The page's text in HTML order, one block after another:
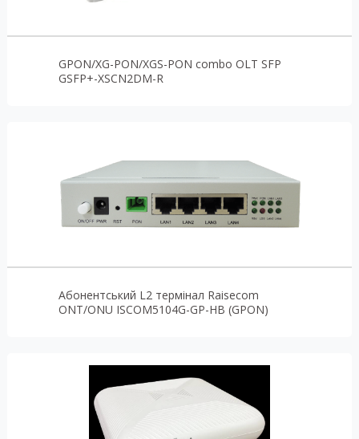
GPON/XG-PON/XGS-PON combo OLT SFP
GSFP+-XSCN2DM-R
Абонентський L2 термінал Raisecom
ONT/ONU ISCOM5104G-GP-HB (GPON)